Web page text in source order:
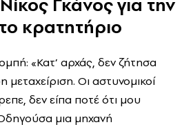
Γκάνος για την
κρατητήριο
«Κατ’ αρχάς, δεν ζήτησα
μεταχείριση. Οι αστυνομικοί
δεν είπα ποτέ ότι μου
μια μηχανή